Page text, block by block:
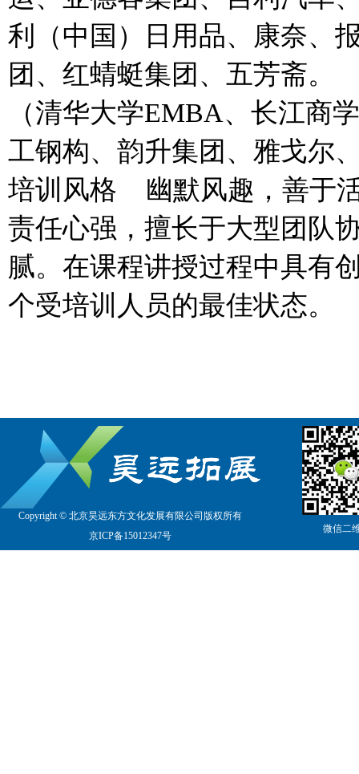
利（中国）日用品、康奈、
团、红蜻蜓集团、五芳斋。
（清华大学EMBA、长江商
工钢构、韵升集团、雅戈尔
培训风格 幽默风趣，善于
责任心强，擅长于大型团队
腻。在课程讲授过程中具有
个受培训人员的最佳状态。
Copyright © 北京昊远东方文化发展有限公司版权所有
京ICP备15012347号
微信二